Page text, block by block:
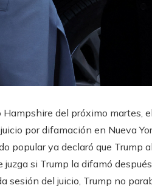
del próximo martes,
por difamación en Nueva
popular ya declaró que Trump
si Trump la difamó
sesión del juicio, Trump no